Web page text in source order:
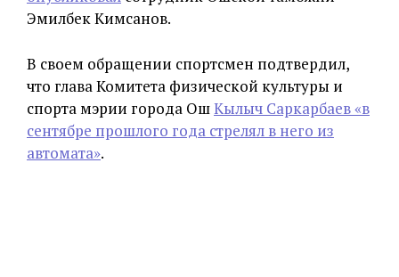
Эмилбек Кимсанов.
В своем обращении спортсмен подтвердил,
что глава Комитета физической культуры и
спорта мэрии города ОшКылыч Саркарбаев «в
сентябре прошлого года стрелял в него из
автомата».